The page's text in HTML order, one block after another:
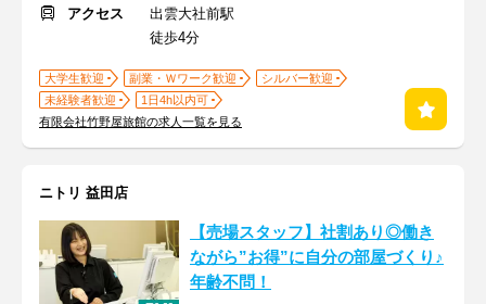
アクセス
出雲大社前駅
徒歩4分
大学生歓迎 副業・Ｗワーク歓迎
シルバー歓迎
未経験者歓迎
1日4h以内可
有限会社竹野屋旅館の求人一覧を見る
ニトリ 益田店
【売場スタッフ】社割あり◎働き
ながら”お得”に自分の部屋づくり♪
年齢不問！